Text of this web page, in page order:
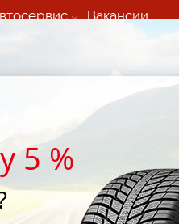
Вакансии
5 %